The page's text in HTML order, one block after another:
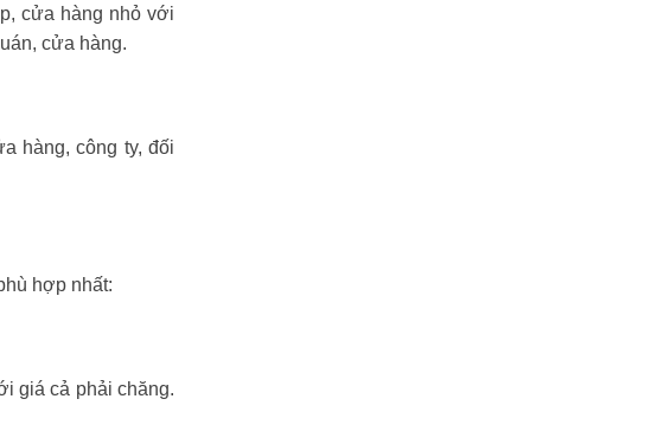
cửa hàng nhỏ với
cửa hàng.
hàng, công ty, đối
hợp nhất:
giá cả phải chăng.